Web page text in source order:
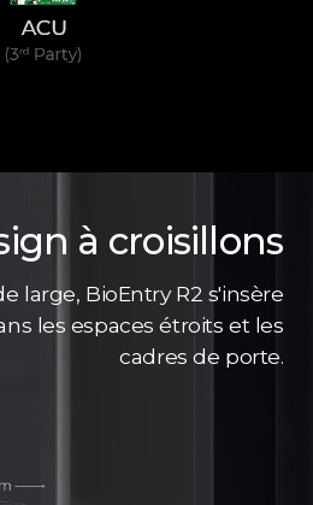
à croisillons
large, BioEntry R2 s'insère
les espaces étroits et les
cadres de porte.